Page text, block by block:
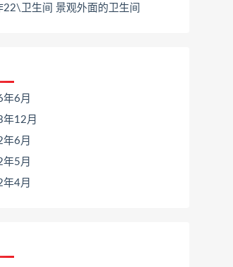
22\卫生间 景观外面的卫生间
6月
12月
6月
5月
4月